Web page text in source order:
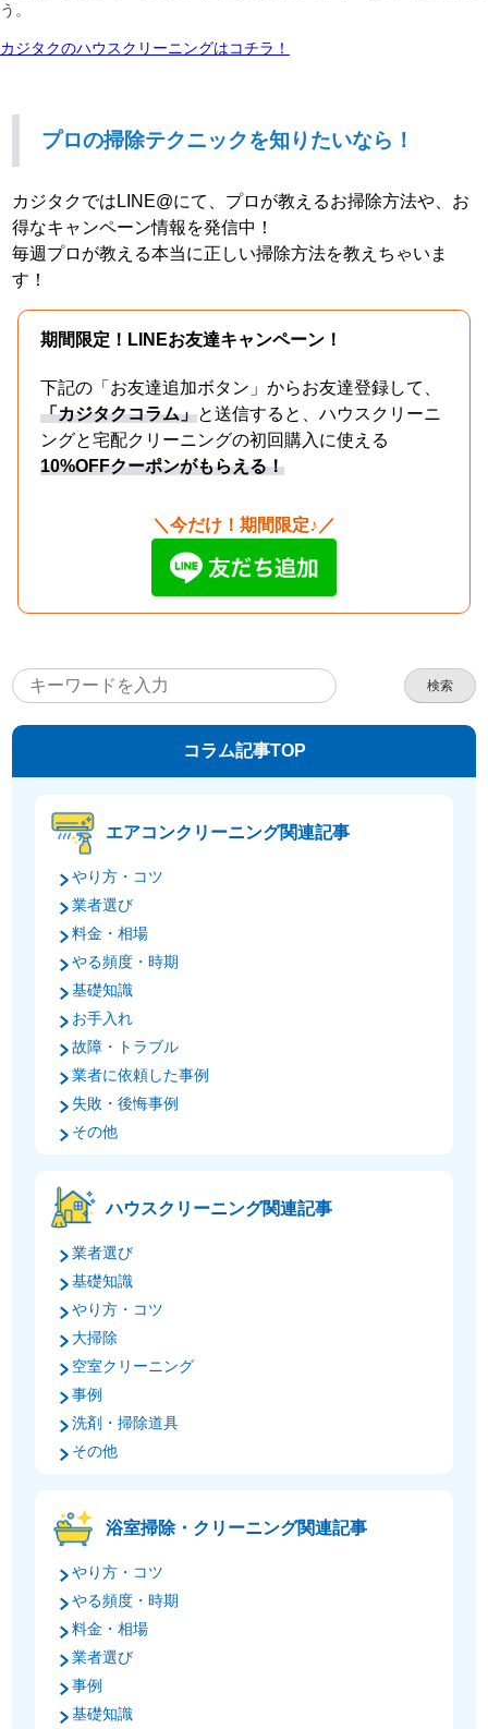
う。
カジタクのハウスクリーニングはコチラ！
プロの掃除テクニックを知りたいなら！
カジタクではLINE@にて、プロが教えるお掃除方法や、お
得なキャンペーン情報を発信中！
毎週プロが教える本当に正しい掃除方法を教えちゃいま
す！
期間限定！LINEお友達キャンペーン！
下記の「お友達追加ボタン」からお友達登録して、
「カジタクコラム」と送信すると、ハウスクリーニ
ングと宅配クリーニングの初回購入に使える
10%OFFクーポンがもらえる！
＼今だけ！期間限定♪／
検索
コラム記事TOP
エアコンクリーニング関連記事
やり方・コツ
業者選び
料金・相場
やる頻度・時期
基礎知識
お手入れ
故障・トラブル
業者に依頼した事例
失敗・後悔事例
その他
ハウスクリーニング関連記事
業者選び
基礎知識
やり方・コツ
大掃除
空室クリーニング
事例
洗剤・掃除道具
その他
浴室掃除・クリーニング関連記事
やり方・コツ
やる頻度・時期
料金・相場
業者選び
事例
基礎知識